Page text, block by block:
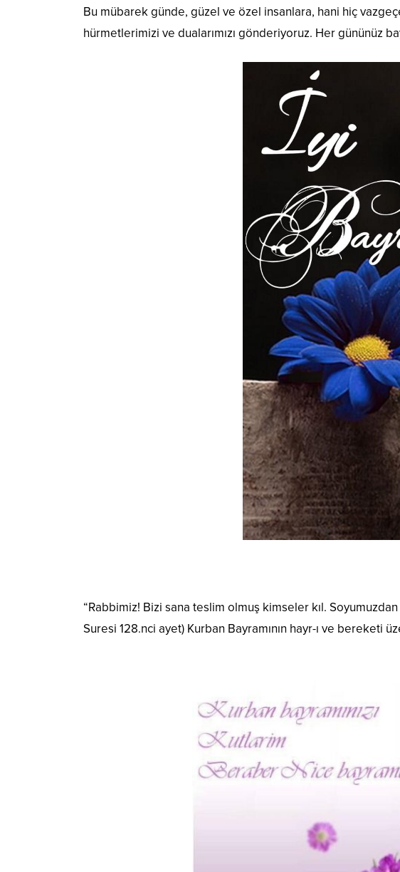
Bu mübarek günde, güzel ve özel insanlara, hani hiç
hürmetlerimizi ve dualarımızı gönderiyoruz. Her gününüz
“Rabbimiz! Bizi sana teslim olmuş kimseler kıl.
Suresi 128.nci ayet) Kurban Bayramının hayr-ı ve bereketi